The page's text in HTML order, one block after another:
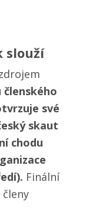
slouží
členského
své
skaut
chodu
Finální